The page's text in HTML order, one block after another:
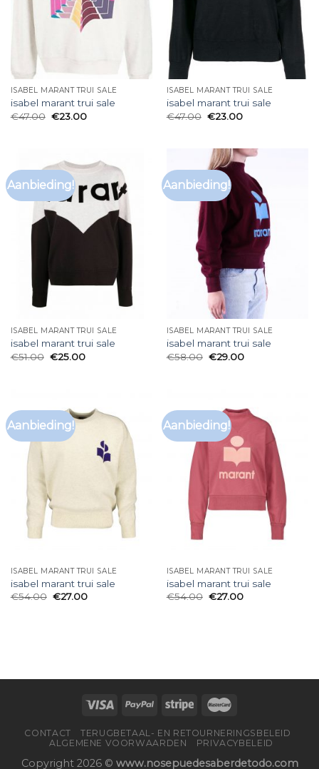
ISABEL MARANT TRUI SALE
isabel marant trui sale
€47.00 €23.00
ISABEL MARANT TRUI SALE
isabel marant trui sale
€47.00 €23.00
Aanbieding!
ISABEL MARANT TRUI SALE
isabel marant trui sale
€51.00 €25.00
Aanbieding!
ISABEL MARANT TRUI SALE
isabel marant trui sale
€58.00 €29.00
Aanbieding!
ISABEL MARANT TRUI SALE
isabel marant trui sale
€54.00 €27.00
Aanbieding!
ISABEL MARANT TRUI SALE
isabel marant trui sale
€54.00 €27.00
CONTACT
TERUGBETAAL- EN RETOURNERINGSBELEID
ALGEMENE VOORWAARDEN
PRIVACYBELEID
Copyright 2026 © www.nosepuedesaberdetodo.com